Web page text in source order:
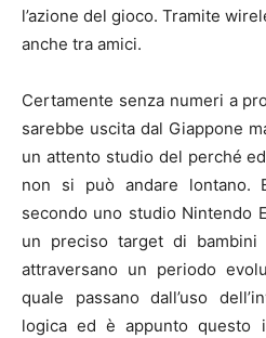
l’azione del gioco. Tramite
anche tra amici.
Certamente senza numeri a
sarebbe uscita dal Giappone
un attento studio del perché
non si può andare lontano.
secondo uno studio Nintendo
un preciso target di
attraversano un periodo
quale passano dall’uso
logica ed è appunto